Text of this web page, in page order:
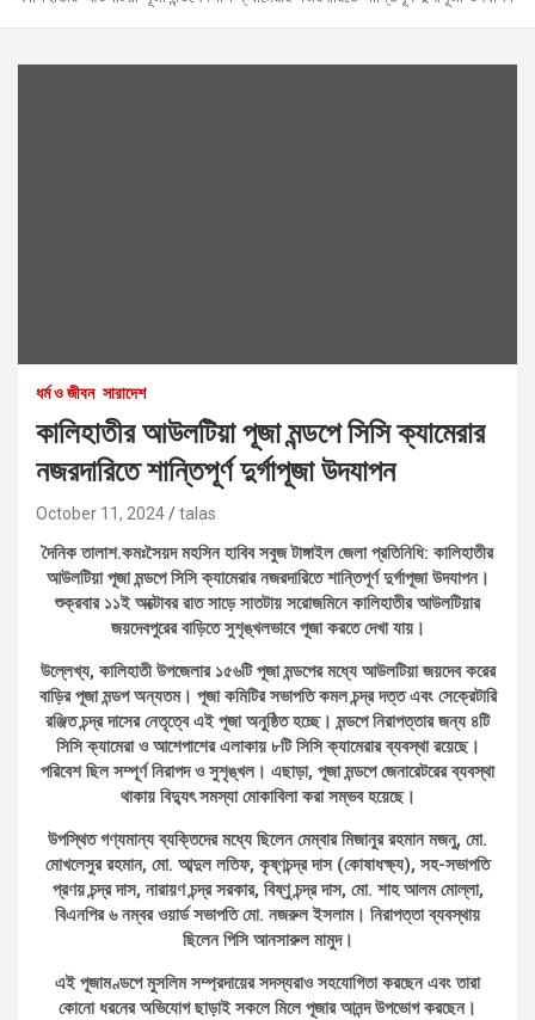
ধর্ম ও জীবন সারাদেশ
কালিহাতীর আউলটিয়া পূজা মন্ডপে সিসি ক্যামেরার
নজরদারিতে শান্তিপূর্ণ দুর্গাপূজা উদযাপন
October 11, 2024 talas
দৈনিক তালাশ.কমঃসৈয়দ মহসিন হাবিব সবুজ টাঙ্গাইল জেলা প্রতিনিধি: কালিহাতীর
আউলটিয়া পূজা মন্ডপে সিসি ক্যামেরার নজরদারিতে শান্তিপূর্ণ দুর্গাপূজা উদযাপন।
শুক্রবার ১১ই অক্টোবর রাত সাড়ে সাতটায় সরোজমিনে কালিহাতীর আউলটিয়ার
জয়দেবপুরের বাড়িতে সুশৃঙ্খলভাবে পূজা করতে দেখা যায়।
উল্লেখ্য, কালিহাতী উপজেলার ১৫৬টি পূজা মন্ডপের মধ্যে আউলটিয়া জয়দেব করের
বাড়ির পূজা মন্ডপ অন্যতম। পূজা কমিটির সভাপতি কমল চন্দ্র দত্ত এবং সেক্রেটারি
রঞ্জিত চন্দ্র দাসের নেতৃত্বে এই পূজা অনুষ্ঠিত হচ্ছে। মন্ডপে নিরাপত্তার জন্য ৪টি
সিসি ক্যামেরা ও আশেপাশের এলাকায় ৮টি সিসি ক্যামেরার ব্যবস্থা রয়েছে।
পরিবেশ ছিল সম্পূর্ণ নিরাপদ ও সুশৃঙ্খল। এছাড়া, পূজা মন্ডপে জেনারেটরের ব্যবস্থা
থাকায় বিদ্যুৎ সমস্যা মোকাবিলা করা সম্ভব হয়েছে।
উপস্থিত গণ্যমান্য ব্যক্তিদের মধ্যে ছিলেন মেম্বার মিজানুর রহমান মজনু, মো.
মোখলেসুর রহমান, মো. আব্দুল লতিফ, কৃষ্ণচন্দ্র দাস (কোষাধক্ষ্য), সহ-সভাপতি
প্রণয় চন্দ্র দাস, নারায়ণ চন্দ্র সরকার, বিষ্ণু চন্দ্র দাস, মো. শাহ আলম মোল্লা,
বিএনপির ৬ নম্বর ওয়ার্ড সভাপতি মো. নজরুল ইসলাম। নিরাপত্তা ব্যবস্থায়
ছিলেন পিসি আনসারুল মামুদ।
এই পূজামণ্ডপে মুসলিম সম্প্রদায়ের সদস্যরাও সহযোগিতা করছেন এবং তারা
কোনো ধরনের অভিযোগ ছাড়াই সকলে মিলে পূজার আনন্দ উপভোগ করছেন।